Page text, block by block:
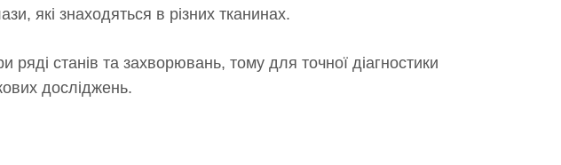
які знаходяться в різних тканинах.
станів та захворювань, тому для точної діагностики
досліджень.